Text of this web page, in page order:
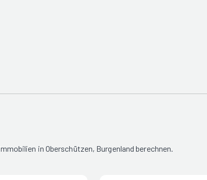
in Oberschützen, Burgenland berechnen.